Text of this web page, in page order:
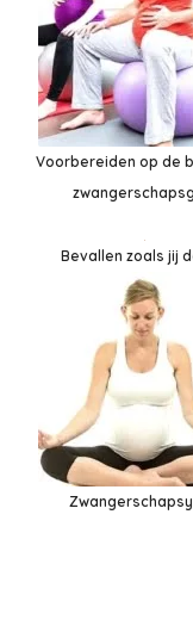
Voorbereiden op de
Bevallen zoals jij